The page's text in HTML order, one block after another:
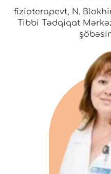
fizioterapevt, N.
Tibbi Tədqiqat